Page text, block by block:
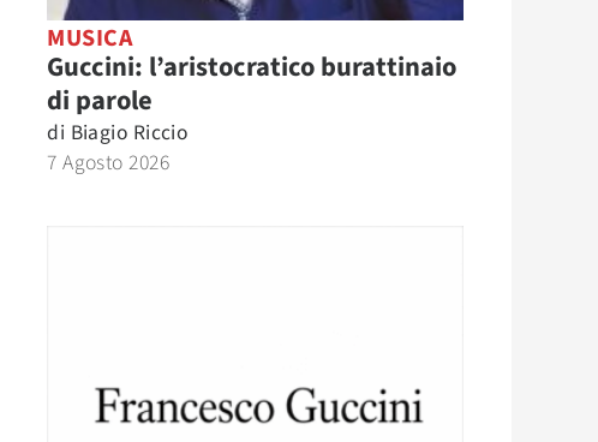
MUSICA
Guccini: l’aristocratico burattinaio
di parole
di Biagio Riccio
7 Agosto 2026